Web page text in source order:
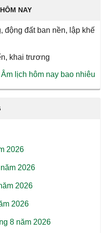
NAY
động đất ban nền, lập khế
khai trương
Âm lịch hôm nay bao nhiêu
2026
2026
2026
2026
8 năm 2026